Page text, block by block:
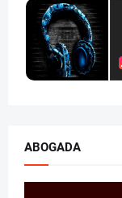
ABOGADA